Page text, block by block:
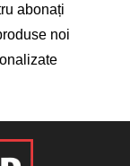
abonați
noi